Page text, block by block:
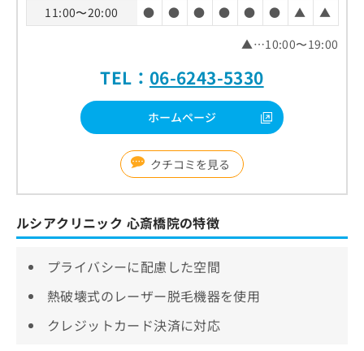
11:00〜20:00
● ● ● ● ● ● ▲
▲
▲…10:00〜19:00
TEL： 06-6243-5330
ホームページ
クチコミを見る
ルシアクリニック 心斎橋院の特徴
プライバシーに配慮した空間
熱破壊式のレーザー脱毛機器を使用
クレジットカード決済に対応